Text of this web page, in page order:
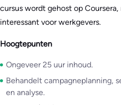
cursus wordt gehost op
interessant voor werkgevers.
Hoogtepunten
Ongeveer 25 uur inhoud.
Behandelt campagneplanning,
en analyse.